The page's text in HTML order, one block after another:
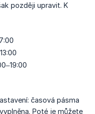
později upravit. K
časová pásma
Poté je můžete